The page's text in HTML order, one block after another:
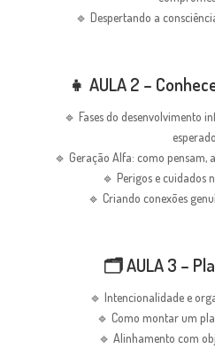
🔹 Despertando a
👧 AULA 2 –
🔹 Fases do desenvolvimento
🔹 Geração Alfa: como pensam,
🔹 Perigos e cuidados
🔹 Criando conexões
🗂 AULA 3 –
🔹 Intencionalidade e
🔹 Como montar um
🔹 Alinhamento com